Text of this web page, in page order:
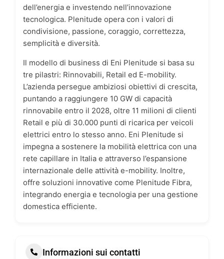
dell’energia e investendo nell’innovazione
tecnologica. Plenitude opera con i valori di
condivisione, passione, coraggio, correttezza,
semplicità e diversità.
Il modello di business di Eni Plenitude si basa su
tre pilastri: Rinnovabili, Retail ed E-mobility.
L’azienda persegue ambiziosi obiettivi di crescita,
puntando a raggiungere 10 GW di capacità
rinnovabile entro il 2028, oltre 11 milioni di clienti
Retail e più di 30.000 punti di ricarica per veicoli
elettrici entro lo stesso anno. Eni Plenitude si
impegna a sostenere la mobilità elettrica con una
rete capillare in Italia e attraverso l’espansione
internazionale delle attività e-mobility. Inoltre,
offre soluzioni innovative come Plenitude Fibra,
integrando energia e tecnologia per una gestione
domestica efficiente.
Informazioni sui contatti